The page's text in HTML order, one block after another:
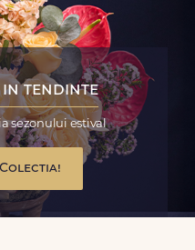
tendinte
sezonului estival